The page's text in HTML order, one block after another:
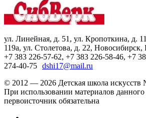
ул. Линейная, д. 51, ул. Кропоткина, д.
119а, ул. Столетова, д. 22, Новосибирск,
+7 383 226-57-62, +7 383 226-58-46, +7
274-40-75 dshi17@mail.ru
© 2012 — 2026 Детская школа
При использовании материалов данного
первоисточник обязательна